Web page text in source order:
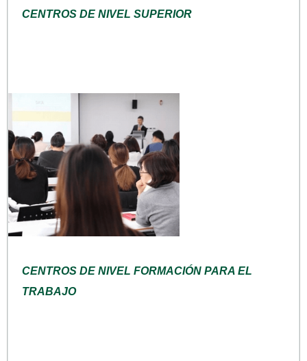
CENTROS DE NIVEL SUPERIOR
CENTROS DE NIVEL FORMACIÓN PARA EL
TRABAJO